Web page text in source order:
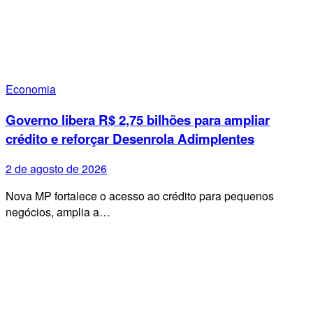
Economia
Governo libera R$ 2,75 bilhões para ampliar
crédito e reforçar Desenrola Adimplentes
2 de agosto de 2026
Nova MP fortalece o acesso ao crédito para pequenos
negócios, amplia a…